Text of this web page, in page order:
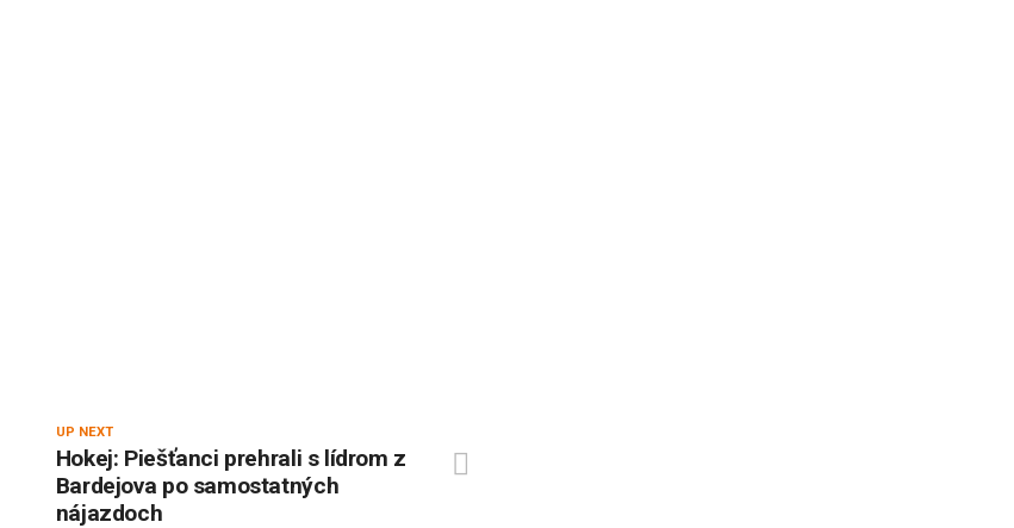
UP NEXT
Hokej: Piešťanci prehrali s lídrom z
Bardejova po samostatných
nájazdoch